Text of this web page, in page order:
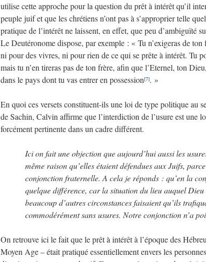
utilise cette approche pour la question du prêt à intérêt qu’il
peuple juif et que les chrétiens n’ont pas à s’approprier telle
pratique de l’intérêt ne laissent, en effet, que peu d’ambiguïté
Le Deutéronome dispose, par exemple : « Tu n’exigeras de
ni pour des vivres, ni pour rien de ce qui se prête à intérêt. Tu
mais tu n’en tireras pas de ton frère, afin que l’Eternel, ton
dans le pays dont tu vas entrer en possession[7]. »
En quoi ces versets constituent-ils une loi de type politique au
de Sachin, Calvin affirme que l’interdiction de l’usure est une
forcément pertinente dans un cadre différent.
Ici on fait une objection que aujourd’hui aussi les
même raison qu’elles étaient défendues aux Juifs,
conjonction fraternelle. A cela je réponds : qu’en la
quelque différence, car la situation du lieu auquel
beaucoup d’autres circonstances faisaient qu’ils
commodérément sans usures. Notre conjonction n’a
On retrouve ici le fait que le prêt à intérêt à l’époque des
Moyen Age – était pratiqué essentiellement envers les